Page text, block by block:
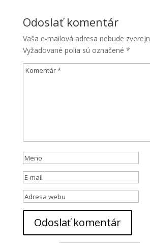
Odoslať komentár
Vaša e-mailová adresa nebude
Vyžadované polia sú označené *